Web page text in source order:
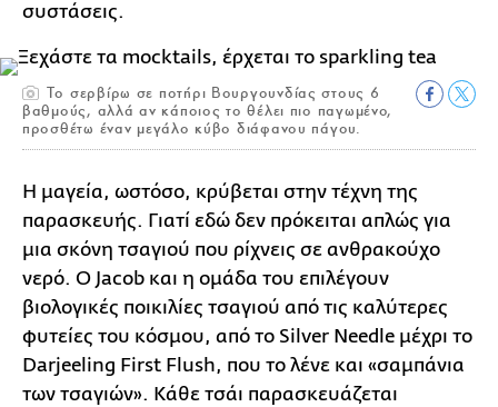
συστάσεις.
Το σερβίρω σε ποτήρι Βουργουνδίας στους 6
βαθμούς, αλλά αν κάποιος το θέλει πιο παγωμένο,
προσθέτω έναν μεγάλο κύβο διάφανου πάγου.
Η μαγεία, ωστόσο, κρύβεται στην τέχνη της
παρασκευής. Γιατί εδώ δεν πρόκειται απλώς για
μια σκόνη τσαγιού που ρίχνεις σε ανθρακούχο
νερό. Ο Jacob και η ομάδα του επιλέγουν
βιολογικές ποικιλίες τσαγιού από τις καλύτερες
φυτείες του κόσμου, από το Silver Needle μέχρι το
Darjeeling First Flush, που το λένε και «σαμπάνια
των τσαγιών». Κάθε τσάι παρασκευάζεται